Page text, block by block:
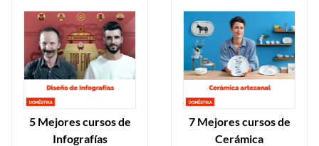
5 Mejores cursos de
Infografías
7 Mejores cursos de
Cerámica